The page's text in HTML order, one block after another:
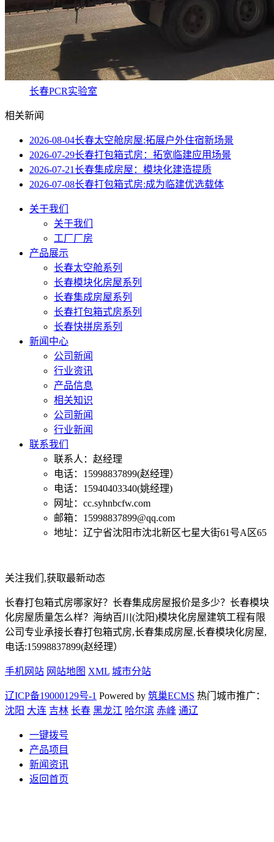
长春PCR实验室
相关新闻
2026-08-04长春太空舱房屋:拓展户外住宿新场景
2026-07-29长春打包箱式房：拓宽临建应用场景
2026-07-21长春集成房屋：模块化建造提质
2026-07-08长春打包箱式房:成为临建优选载体
关于我们
关于我们
工厂厂房
产品展示
长春太空舱系列
长春模块化房屋系列
长春集成房屋系列
长春打包箱式房系列
长春快拼房系列
新闻中心
公司新闻
行业资讯
产品信息
相关知识
公司新闻
行业新闻
联系我们
联系人：赵经理
电话：15998837899(赵经理）
电话：15940403340(姚经理)
网址：cc.syhnbcfw.com
邮箱：15998837899@qq.com
地址：辽宁省沈阳市沈北新区七星大街61号A区65
关注我们,获取最新动态
长春打包箱式房哪家好？长春集成房屋报价是多少？长春模块
化房屋质量怎么样？海纳百川(沈阳)模块化房屋建筑工程有限
公司专业承接长春打包箱式房,长春集成房屋,长春模块化房屋,
电话:15998837899(赵经理）
手机网站 网站地图 XML 城市分站
辽ICP备19000129号-1 Powered by 筑巢ECMS 热门城市推广：
沈阳 大连 吉林 长春 黑龙江 哈尔滨 赤峰 通辽
一键拨号
产品项目
新闻资讯
返回首页